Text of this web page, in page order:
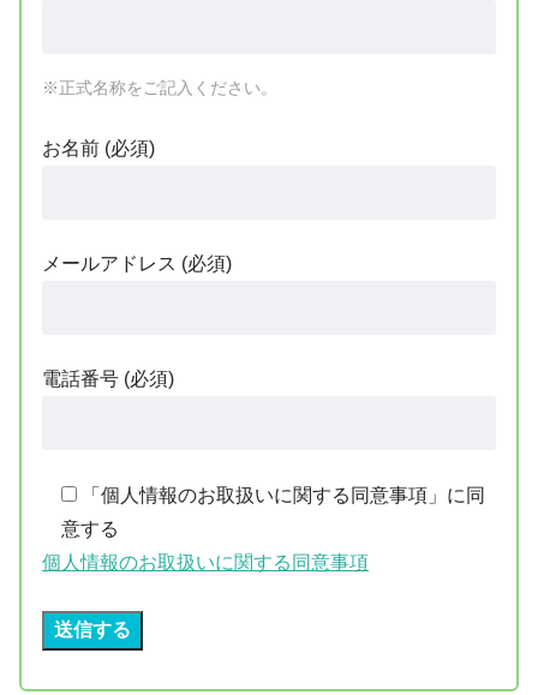
※正式名称をご記入ください。
お名前 (必須)
メールアドレス (必須)
電話番号 (必須)
「個人情報のお取扱いに関する同意事項」に同
意する
個人情報のお取扱いに関する同意事項